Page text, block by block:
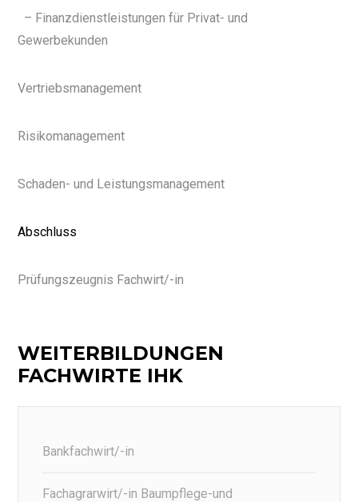
– Finanzdienstleistungen für Privat- und
Gewerbekunden
Vertriebsmanagement
Risikomanagement
Schaden- und Leistungsmanagement
Abschluss
Prüfungszeugnis Fachwirt/-in
WEITERBILDUNGEN
FACHWIRTE IHK
Bankfachwirt/-in
Fachagrarwirt/-in Baumpflege-und